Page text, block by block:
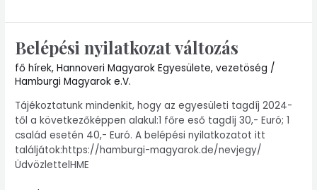
Belépési nyilatkozat változás
fő hírek,Hannoveri Magyarok Egyesülete,vezetöség /
Hamburgi Magyarok e.V.
Tájékoztatunk mindenkit, hogy az egyesületi tagdíj 2024-
től a következőképpen alakul:1 főre eső tagdíj 30,- Euró; 1
család esetén 40,- Euró. A belépési nyilatkozatot itt
találjátok:https://hamburgi-magyarok.de/nevjegy/
ÜdvözlettelHME
Belépési
nyilatkozat
változás